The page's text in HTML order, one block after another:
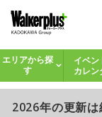
エリアから探
す
イベン
カレン
2026年の更新